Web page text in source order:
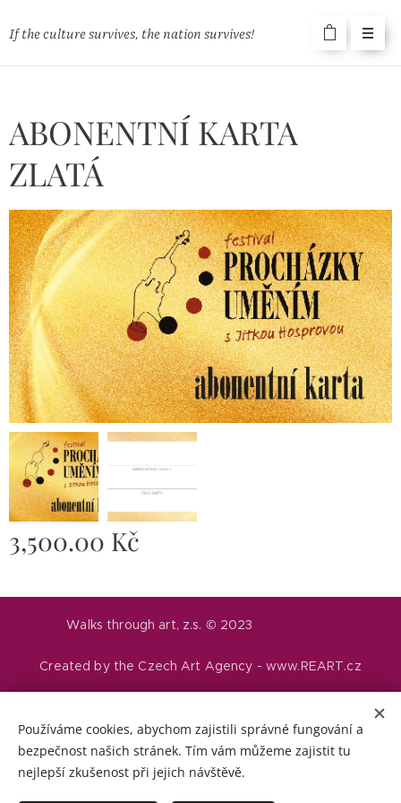
If the culture survives, the nation survives!
ABONENTNÍ KARTA
ZLATÁ
3,500.00 Kč
Walks through art, z.s. © 2023
Created by the Czech Art Agency - www.REART.cz
Languages
Čeština
English Deutsch Italiano
Používáme cookies, abychom zajistili správné fungování a
bezpečnost našich stránek. Tím vám můžeme zajistit tu
nejlepší zkušenost při jejich návštěvě.